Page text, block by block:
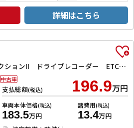
詳細はこちら
ハイウェイスター VセレクションII ドライブレコーダー ETC バックカメラ サイドカメラ ナビ TV クリアランスソナー オートクルーズコントロール パークアシスト 衝突被害軽減システム 両側電動スライドドア オートライト
支払総額(税込) 196.9万円
車両本体価格(税込)
183.5万円
諸費用(税込)
13.4万円
中古車